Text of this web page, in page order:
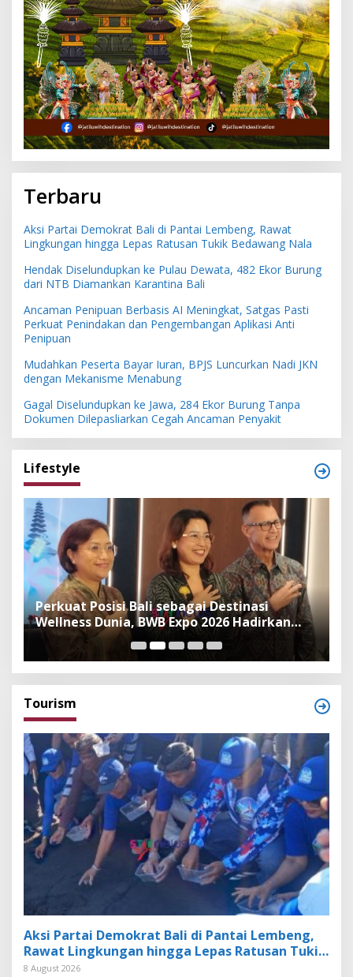
Terbaru
Aksi Partai Demokrat Bali di Pantai Lembeng, Rawat
Lingkungan hingga Lepas Ratusan Tukik Bedawang Nala
Hendak Diselundupkan ke Pulau Dewata, 482 Ekor Burung
dari NTB Diamankan Karantina Bali
Ancaman Penipuan Berbasis AI Meningkat, Satgas Pasti
Perkuat Penindakan dan Pengembangan Aplikasi Anti
Penipuan
Mudahkan Peserta Bayar Iuran, BPJS Luncurkan Nadi JKN
dengan Mekanisme Menabung
Gagal Diselundupkan ke Jawa, 284 Ekor Burung Tanpa
Dokumen Dilepasliarkan Cegah Ancaman Penyakit
Lifestyle
Perkuat Posisi Bali sebagai Destinasi
Wellness Dunia, BWB Expo 2026 Hadirkan
Exhibitor Nasional dan Global
Tourism
Aksi Partai Demokrat Bali di Pantai Lembeng,
Rawat Lingkungan hingga Lepas Ratusan Tukik
Bedawang Nala
8 August 2026